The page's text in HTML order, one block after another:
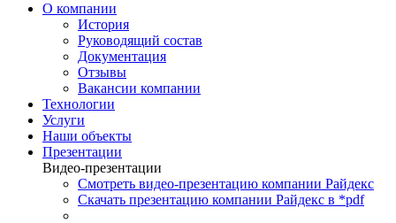
О компании
История
Руководящий состав
Документация
Отзывы
Вакансии компании
Технологии
Услуги
Наши объекты
Презентации
Видео-презентации
Смотреть видео-презентацию компании Райдекс
Скачать презентацию компании Райдекс в *pdf